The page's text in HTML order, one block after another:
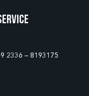
2336 – 8193175